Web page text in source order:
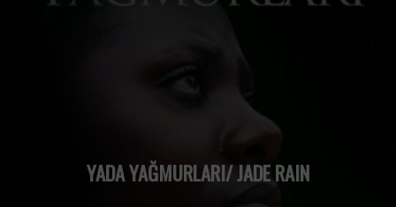
YADA YAĞMURLARI/ JADE RAIN